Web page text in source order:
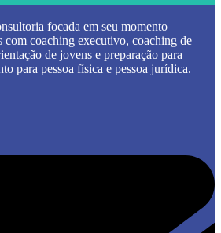
focada em seu momento
com coaching executivo, coaching de
de jovens e preparação para
para pessoa física e pessoa jurídica.